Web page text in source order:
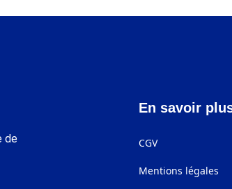
de
En savoir
CGV
Mentions légales